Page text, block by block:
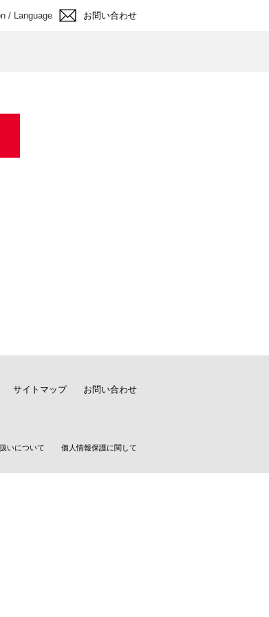
/ Language お問い合わせ
サイトマップ お問い合わせ
いについて 個人情報保護に関して